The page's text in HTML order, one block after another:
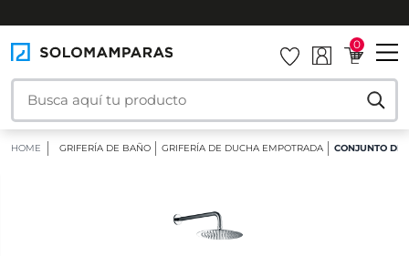
0
HOME GRIFERÍA DE BAÑO GRIFERÍA DE DUCHA EMPOTRADA CONJUNTO DE